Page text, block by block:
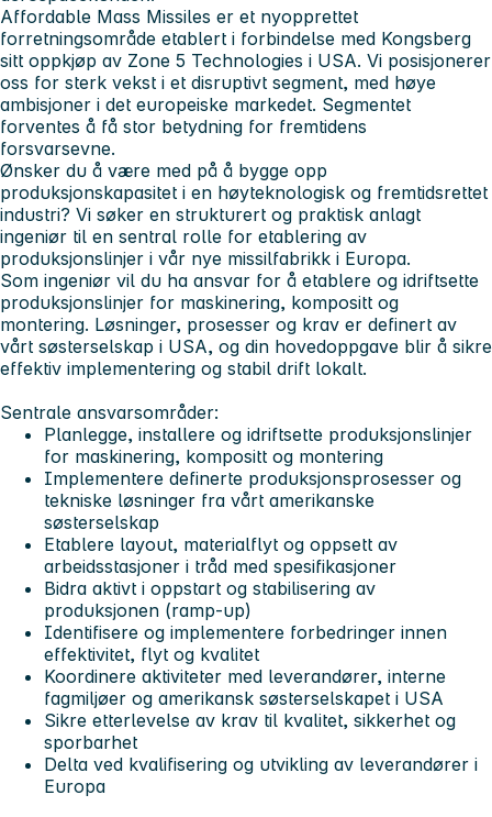
Affordable Mass Missiles er et nyopprettet
forretningsområde etablert i forbindelse med Kongsberg
sitt oppkjøp av Zone 5 Technologies i USA. Vi posisjonerer
oss for sterk vekst i et disruptivt segment, med høye
ambisjoner i det europeiske markedet. Segmentet
forventes å få stor betydning for fremtidens
forsvarsevne.
Ønsker du å være med på å bygge opp
produksjonskapasitet i en høyteknologisk og fremtidsrettet
industri? Vi søker en strukturert og praktisk anlagt
ingeniør til en sentral rolle for etablering av
produksjonslinjer i vår nye missilfabrikk i Europa.
Som ingeniør vil du ha ansvar for å etablere og idriftsette
produksjonslinjer for maskinering, kompositt og
montering. Løsninger, prosesser og krav er definert av
vårt søsterselskap i USA, og din hovedoppgave blir å sikre
effektiv implementering og stabil drift lokalt.
Sentrale ansvarsområder:
Planlegge, installere og idriftsette produksjonslinjer
for maskinering, kompositt og montering
Implementere definerte produksjonsprosesser og
tekniske løsninger fra vårt amerikanske
søsterselskap
Etablere layout, materialflyt og oppsett av
arbeidsstasjoner i tråd med spesifikasjoner
Bidra aktivt i oppstart og stabilisering av
produksjonen (ramp-up)
Identifisere og implementere forbedringer innen
effektivitet, flyt og kvalitet
Koordinere aktiviteter med leverandører, interne
fagmiljøer og amerikansk søsterselskapet i USA
Sikre etterlevelse av krav til kvalitet, sikkerhet og
sporbarhet
Delta ved kvalifisering og utvikling av leverandører i
Europa